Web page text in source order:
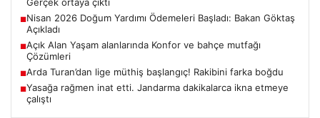
■Nisan 2026 Doğum Yardımı Ödemeleri Başladı: Bakan Göktaş
Açıkladı
■Açık Alan Yaşam alanlarında Konfor ve bahçe mutfağı
Çözümleri
■Arda Turan’dan lige müthiş başlangıç! Rakibini farka boğdu
■Yasağa rağmen inat etti. Jandarma dakikalarca ikna etmeye
çalıştı